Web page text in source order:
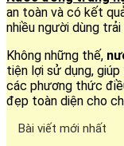
an toàn và có kết
nhiều người dùng trải
Không những thế,
tiện lợi sử dụng,
các phương thức
đẹp toàn diện cho
Bài viết mới nhất